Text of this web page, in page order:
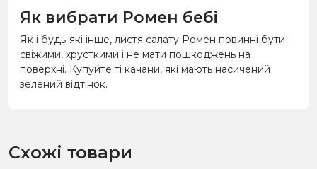
Як вибрати Ромен бебі
Як і будь-які інше, листя салату Ромен повинні бути
свіжими, хрусткими і не мати пошкоджень на
поверхні. Купуйте ті качани, які мають насичений
зелений відтінок.
Схожі товари